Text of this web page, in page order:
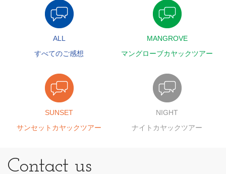
ALL
すべてのご感想
MANGROVE
マングローブカヤックツアー
SUNSET
サンセットカヤックツアー
NIGHT
ナイトカヤックツアー